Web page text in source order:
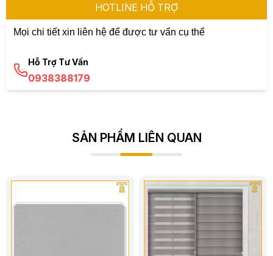
HOTLINE HỖ TRỢ
Mọi chi tiết xin liên hệ để được tư vấn cụ thể
Hỗ Trợ Tư Vấn
0938388179
SẢN PHẨM LIÊN QUAN